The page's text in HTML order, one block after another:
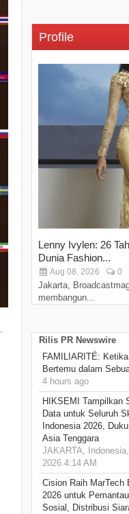
Profile
Lenny Ivylen: 26
Dunia Fashion...
Aug 08, 2026 0
Jakarta,
membangun...
Rilis PR Newswire
FAMILIARITÉ:
Bertemu dalam
4 hours ago
HIKSEMI Tampilkan
Data untuk Seluruh
Indonesia 2026,
Asia Tenggara
JAKARTA,
2026 4:14 AM
Cision Raih MarTech
2026 untuk
Sosial, Distribusi